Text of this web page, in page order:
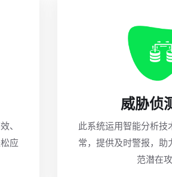
、
应
威胁侦
此系统运用智能分析技
常，提供及时警报，
范潜在攻